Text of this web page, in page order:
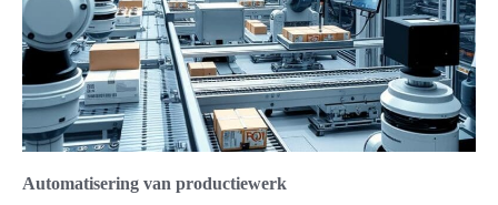
Automatisering van productiewerk